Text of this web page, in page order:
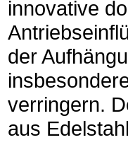
innovative
der
verringern.
aus